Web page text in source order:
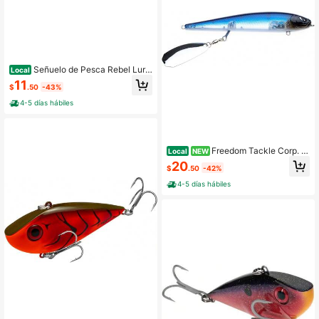
Local Señuelo de Pesca Rebel Lure
s Pop-R Popper de Superficie
$11 .50 -43%
4-5 días hábiles
Local NEW Freedom Tackle Corp. M
innow de Superficie
$20.50 -42%
4-5 días hábiles